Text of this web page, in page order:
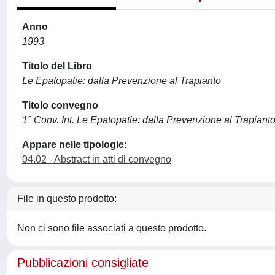
Anno
1993
Titolo del Libro
Le Epatopatie: dalla Prevenzione al Trapianto
Titolo convegno
1° Conv. Int. Le Epatopatie: dalla Prevenzione al Trapianto
Appare nelle tipologie:
04.02 - Abstract in atti di convegno
File in questo prodotto:
Non ci sono file associati a questo prodotto.
Pubblicazioni consigliate